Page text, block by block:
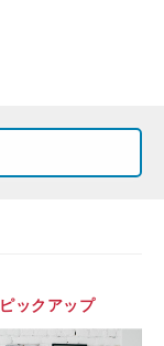
ピックアップ